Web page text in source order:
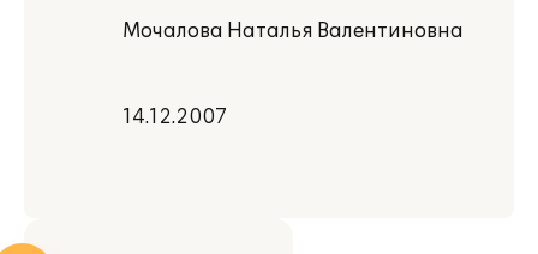
Мочалова Наталья Валентиновна
14.12.2007